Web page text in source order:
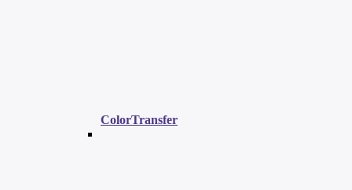
ColorTransfer